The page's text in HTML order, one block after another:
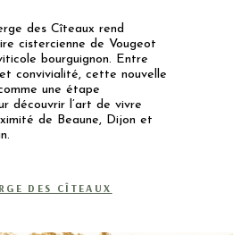
des Cîteaux rend
cistercienne de Vougeot
bourguignon. Entre
convivialité, cette nouvelle
une étape
découvrir l’art de vivre
de Beaune, Dijon et
DES CÎTEAUX